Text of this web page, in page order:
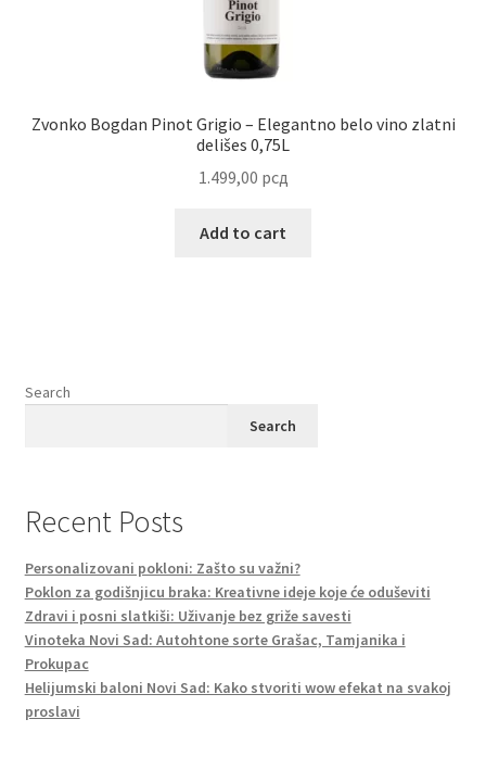
Zvonko Bogdan Pinot Grigio – Elegantno belo vino zlatni
delišes 0,75L
1.499,00 рсд
Add to cart
Search
Search
Recent Posts
Personalizovani pokloni: Zašto su važni?
Poklon za godišnjicu braka: Kreativne ideje koje će oduševiti
Zdravi i posni slatkiši: Uživanje bez griže savesti
Vinoteka Novi Sad: Autohtone sorte Grašac, Tamjanika i
Prokupac
Helijumski baloni Novi Sad: Kako stvoriti wow efekat na svakoj
proslavi